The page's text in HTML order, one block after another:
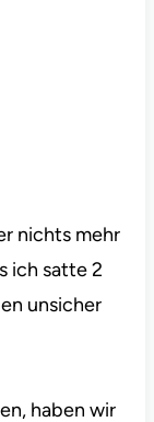
nichts mehr
ich satte 2
unsicher
haben wir